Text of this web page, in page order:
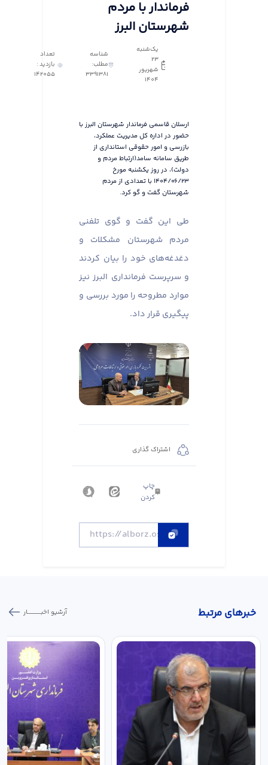
فرماندار با مردم
شهرستان البرز
یک‌شنبه
23
شهریور
1404
شناسه
مطلب:
3391381
تعداد
بازدید :
142055
ارسلان قاسمی فرماندار شهرستان البرز با
حضور در اداره کل مدیریت عملکرد،
بازرسی و امور حقوقی استانداری از
طریق سامانه سامد(ارتباط مردم و
دولت)، در روز یکشنبه مورخ
۱۴۰۴/۰۶/۲۳ با تعدادی از مردم
شهرستان گفت و گو کرد.
طی این گفت و گوی تلفنی
مردم شهرستان مشکلات و
دغدغه‌های خود را بیان کردند
و سرپرست فرمانداری البرز نیز
موارد مطروحه را مورد بررسی و
پیگیری قرار داد.
اشتراک گذاری
چاپ
کردن
خبر‌های مرتبط آرشیو اخبـــــــــــار